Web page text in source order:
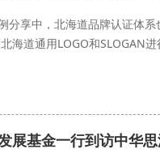
分享中，北海道品牌认证体
海道通用LOGO和SLOGAN
展基金一行到访中华